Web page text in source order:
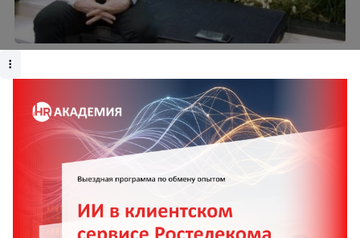
«VR-арена» – инструмент, с помощью которого
каждый сотрудник компании «Газпром нефть»
может телепортироваться на производство